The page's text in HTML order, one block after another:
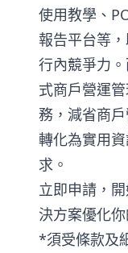
使用教學、
報告平台等
行內競爭力
式商戶營運
務，減省商
轉化為實用
求。
立即申請 ，
決方案優化你
*須受條款及